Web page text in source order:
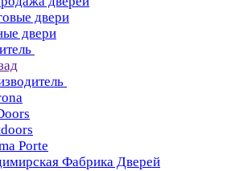
двери
двери
Porte
Фабрика Дверей